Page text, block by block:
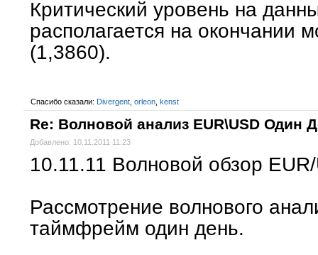
Критический уровень на
располагается на окончании
(1,3860).
Спасибо сказали: Divergent orleon kenst
Re: Волновой анализ EUR\USD Один
Добавлено: 10.11.2011 11:23
10.11.11 Волновой обзор
Рассмотрение волнового
таймфрейм один день.